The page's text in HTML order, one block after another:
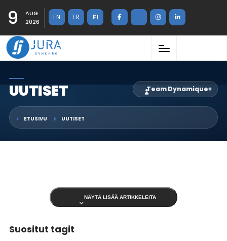
9
AUG
2026
EN FR FI
UUTISET Team Dynamique×
ETUSIVU UUTISET
NÄYTÄ LISÄÄ ARTIKKELEITA
Suositut tagit